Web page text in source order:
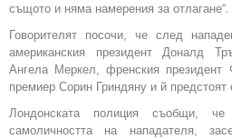
същото и няма намерения за отлагане“.
Говорителят посочи, че след
американския президент Доналд
Ангела Меркел, френския
премиер Сорин Гриндяну и й
Лондонската полиция съобщи,
самоличността на нападателя,